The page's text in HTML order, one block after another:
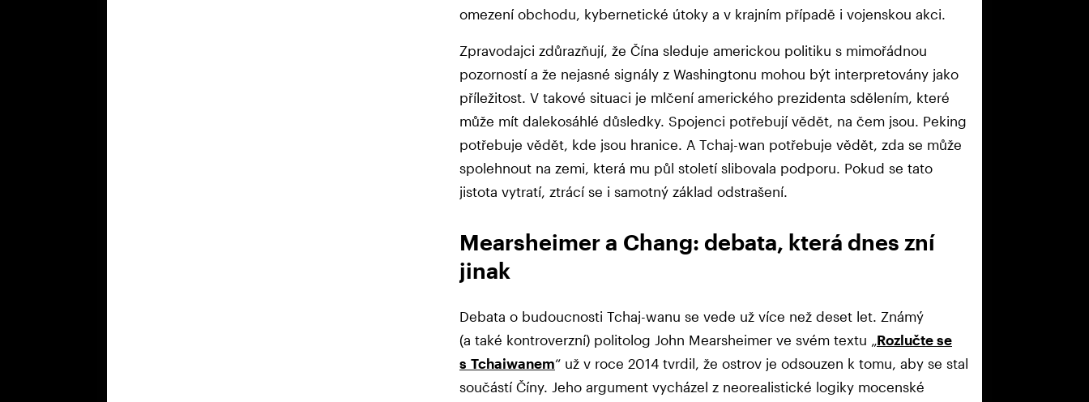
omezení obchodu, kybernetické útoky a v krajním případě i vojenskou akci.
Zpravodajci zdůrazňují, že Čína sleduje americkou politiku s mimořádnou
pozorností a že nejasné signály z Washingtonu mohou být interpretovány jako
příležitost. V takové situaci je mlčení amerického prezidenta sdělením, které
může mít dalekosáhlé důsledky. Spojenci potřebují vědět, na čem jsou. Peking
potřebuje vědět, kde jsou hranice. A Tchaj-wan potřebuje vědět, zda se může
spolehnout na zemi, která mu půl století slibovala podporu. Pokud se tato
jistota vytratí, ztrácí se i samotný základ odstrašení.
Mearsheimer a Chang: debata, která dnes zní
jinak
Debata o budoucnosti Tchaj-wanu se vede už více než deset let. Známý
(a také kontroverzní) politolog John Mearsheimer ve svém textu „Rozlučte se
s Tchaiwanem“ už v roce 2014 tvrdil, že ostrov je odsouzen k tomu, aby se stal
součástí Číny. Jeho argument vycházel z neorealistické logiky mocenské